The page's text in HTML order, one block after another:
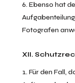
Ebenso hat
Fotografen
XII.
Für den Fall,